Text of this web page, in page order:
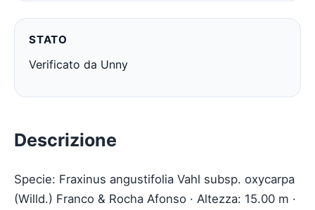
STATO
Verificato da Unny
Descrizione
Specie: Fraxinus angustifolia Vahl subsp. oxycarpa
(Willd.) Franco & Rocha Afonso · Altezza: 15.00 m ·